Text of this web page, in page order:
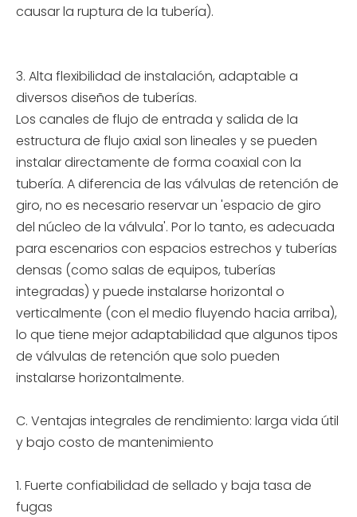
causar la ruptura de la tubería).
3. Alta flexibilidad de instalación, adaptable a
diversos diseños de tuberías.
Los canales de flujo de entrada y salida de la
estructura de flujo axial son lineales y se pueden
instalar directamente de forma coaxial con la
tubería. A diferencia de las válvulas de retención de
giro, no es necesario reservar un 'espacio de giro
del núcleo de la válvula'. Por lo tanto, es adecuada
para escenarios con espacios estrechos y tuberías
densas (como salas de equipos, tuberías
integradas) y puede instalarse horizontal o
verticalmente (con el medio fluyendo hacia arriba),
lo que tiene mejor adaptabilidad que algunos tipos
de válvulas de retención que solo pueden
instalarse horizontalmente.
C. Ventajas integrales de rendimiento: larga vida útil
y bajo costo de mantenimiento
1. Fuerte confiabilidad de sellado y baja tasa de
fugas